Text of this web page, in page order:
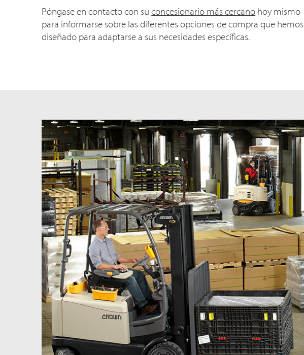
Póngase en contacto con suconcesionario más cercano hoy mismo
para informarse sobre las diferentes opciones de compra que hemos
diseñado para adaptarse a sus necesidades específicas.